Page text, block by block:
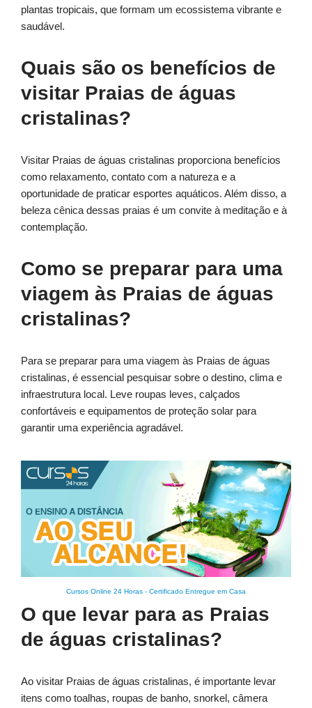
plantas tropicais, que formam um ecossistema vibrante e
saudável.
Quais são os benefícios de
visitar Praias de águas
cristalinas?
Visitar Praias de águas cristalinas proporciona benefícios
como relaxamento, contato com a natureza e a
oportunidade de praticar esportes aquáticos. Além disso, a
beleza cênica dessas praias é um convite à meditação e à
contemplação.
Como se preparar para uma
viagem às Praias de águas
cristalinas?
Para se preparar para uma viagem às Praias de águas
cristalinas, é essencial pesquisar sobre o destino, clima e
infraestrutura local. Leve roupas leves, calçados
confortáveis e equipamentos de proteção solar para
garantir uma experiência agradável.
Cursos Online 24 Horas - Certificado Entregue em Casa
O que levar para as Praias
de águas cristalinas?
Ao visitar Praias de águas cristalinas, é importante levar
itens como toalhas, roupas de banho, snorkel, câmera